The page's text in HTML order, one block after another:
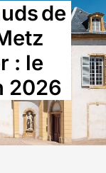
de
: le
2026